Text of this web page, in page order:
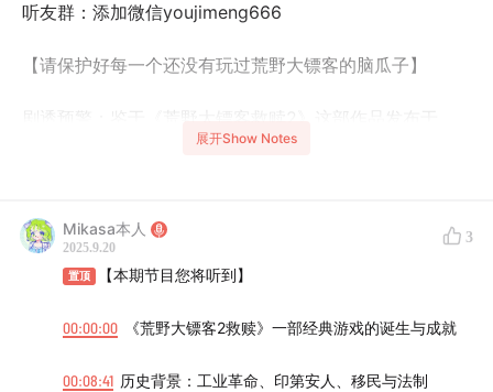
听友群：添加微信youjimeng666
【请保护好每一个还没有玩过荒野大镖客的脑瓜子】
剧透预警：鉴于《荒野大镖客救赎2》这部作品发布于
2018年，距今已经7年过去，因此我们今天将会展开全剧
100小时的游戏。
全屋的，Mikasa是2025年玩完的，而萌仔因为害怕被剧
展开Show Notes
Mikasa本人
2025.9.20
3
置顶 【本期节目您将听到】
00:00:00 《荒野大镖客2救赎》一部经典游戏的诞生与成就
00:08:41 历史背景：工业革命、印第安人、移民与法制